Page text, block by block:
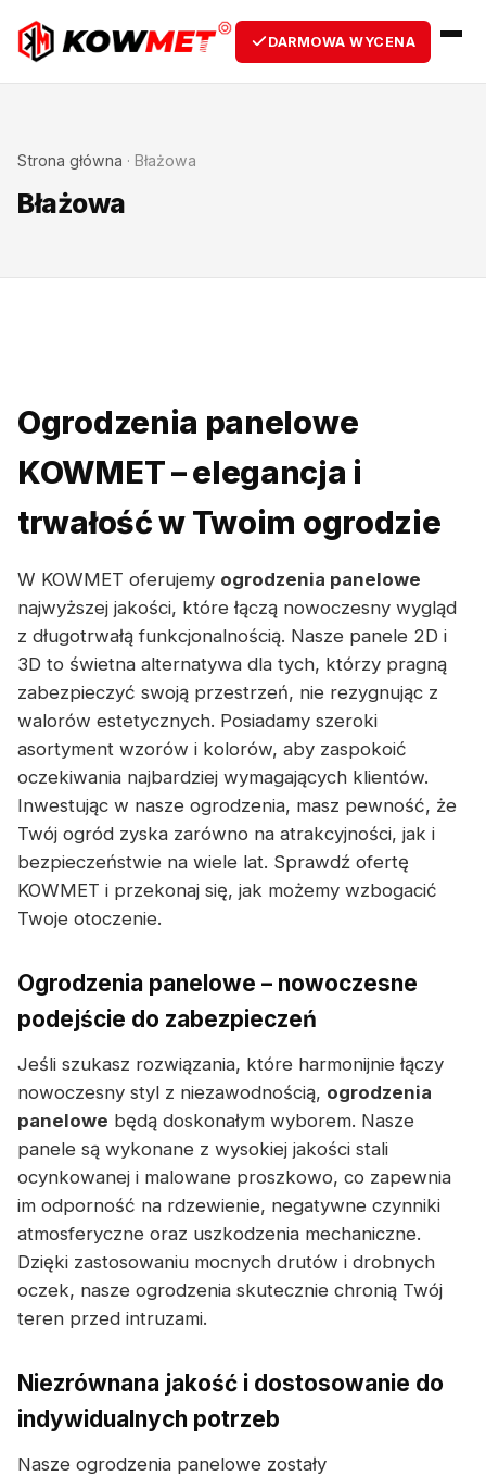
DARMOWA WYCENA
Strona główna · Błażowa
Błażowa
Ogrodzenia panelowe
KOWMET – elegancja i
trwałość w Twoim ogrodzie
W KOWMET oferujemy ogrodzenia panelowe
najwyższej jakości, które łączą nowoczesny wygląd
z długotrwałą funkcjonalnością. Nasze panele 2D i
3D to świetna alternatywa dla tych, którzy pragną
zabezpieczyć swoją przestrzeń, nie rezygnując z
walorów estetycznych. Posiadamy szeroki
asortyment wzorów i kolorów, aby zaspokoić
oczekiwania najbardziej wymagających klientów.
Inwestując w nasze ogrodzenia, masz pewność, że
Twój ogród zyska zarówno na atrakcyjności, jak i
bezpieczeństwie na wiele lat. Sprawdź ofertę
KOWMET i przekonaj się, jak możemy wzbogacić
Twoje otoczenie.
Ogrodzenia panelowe – nowoczesne
podejście do zabezpieczeń
Jeśli szukasz rozwiązania, które harmonijnie łączy
nowoczesny styl z niezawodnością, ogrodzenia
panelowe będą doskonałym wyborem. Nasze
panele są wykonane z wysokiej jakości stali
ocynkowanej i malowane proszkowo, co zapewnia
im odporność na rdzewienie, negatywne czynniki
atmosferyczne oraz uszkodzenia mechaniczne.
Dzięki zastosowaniu mocnych drutów i drobnych
oczek, nasze ogrodzenia skutecznie chronią Twój
teren przed intruzami.
Niezrównana jakość i dostosowanie do
indywidualnych potrzeb
Nasze ogrodzenia panelowe zostały